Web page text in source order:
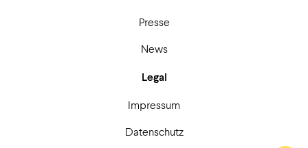
Presse
News
Legal
Impressum
Datenschutz